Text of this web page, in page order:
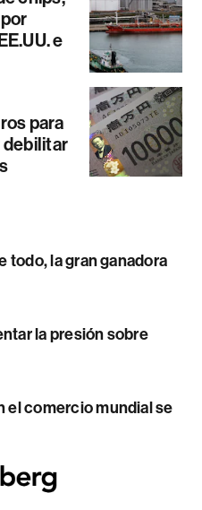
e
para
debilitar
todo, la gran ganadora
la presión sobre
el comercio mundial se